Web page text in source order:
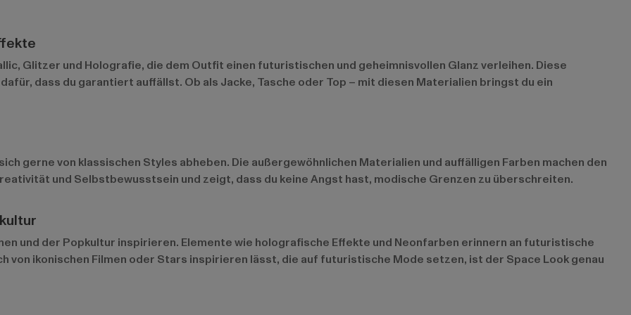
Glitzer und Holografie, die dem Outfit einen futuristischen und geheimnisvollen Glanz verleihen. Diese
dass du garantiert auffällst. Ob als Jacke, Tasche oder Top – mit diesen Materialien bringst du ein
gerne von klassischen Styles abheben. Die außergewöhnlichen Materialien und auffälligen Farben machen den
und Selbstbewusstsein und zeigt, dass du keine Angst hast, modische Grenzen zu überschreiten.
und der Popkultur inspirieren. Elemente wie holografische Effekte und Neonfarben erinnern an futuristische
von ikonischen Filmen oder Stars inspirieren lässt, die auf futuristische Mode setzen, ist der Space Look genau